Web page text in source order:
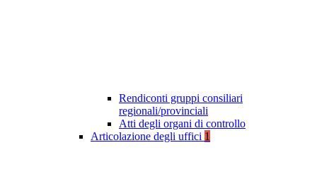
Rendiconti gruppi consiliari
regionali/provinciali
Atti degli organi di controllo
Articolazione degli uffici 1